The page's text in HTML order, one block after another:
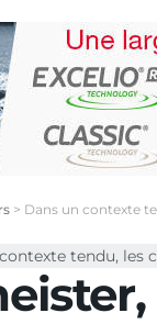
> Dans un contexte
tendu, les